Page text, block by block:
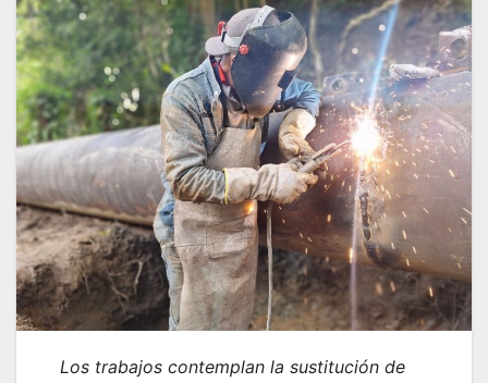
Los trabajos contemplan la sustitución de